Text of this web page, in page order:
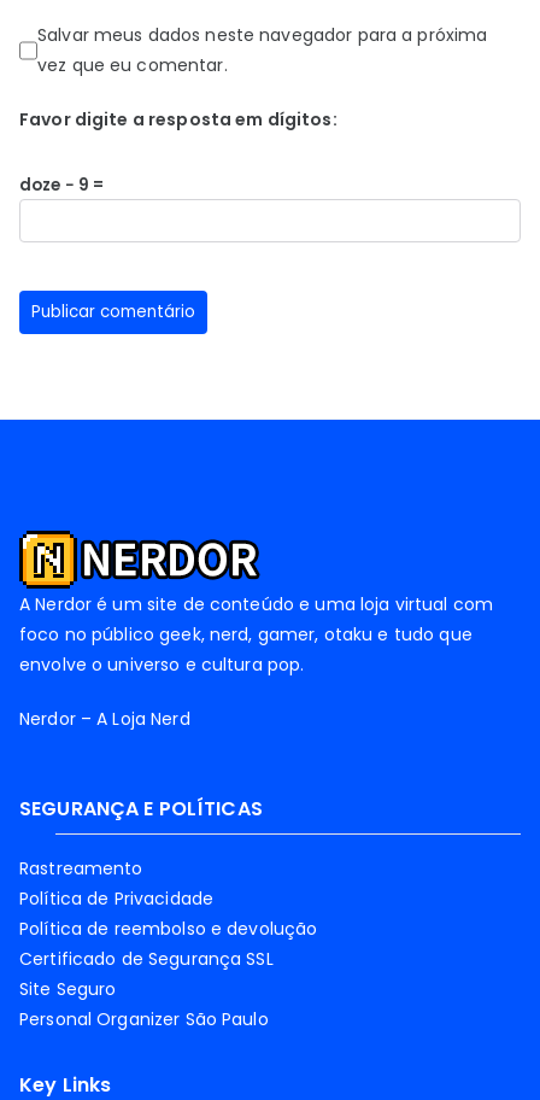
Salvar meus dados neste navegador para a próxima
vez que eu comentar.
Favor digite a resposta em dígitos:
doze − 9 =
A Nerdor é um site de conteúdo e uma loja virtual com
foco no público geek, nerd, gamer, otaku e tudo que
envolve o universo e cultura pop.
Nerdor – A Loja Nerd
SEGURANÇA E POLÍTICAS
Rastreamento
Política de Privacidade
Política de reembolso e devolução
Certificado de Segurança SSL
Site Seguro
Personal Organizer São Paulo
Key Links